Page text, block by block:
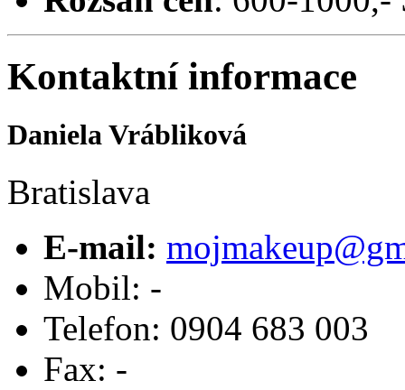
Kontaktní informace
Daniela Vrábliková
Bratislava
E-mail:
Mobil: -
Telefon: 0904 683 003
Fax: -